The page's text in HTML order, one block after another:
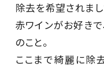
除去を希望されまし
赤ワインがお好きで
のこと。
ここまで綺麗に除